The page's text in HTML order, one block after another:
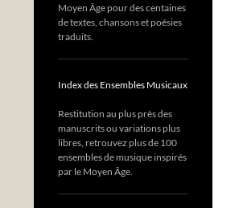
Moyen Âge pour des centaines
de textes, chansons et poésies
traduits.
Index des Ensembles Musicaux
Restitution au plus près des
manuscrits ou variations plus
libres, retrouvez plus de 100
ensembles de musique inspirés
par le Moyen Âge.